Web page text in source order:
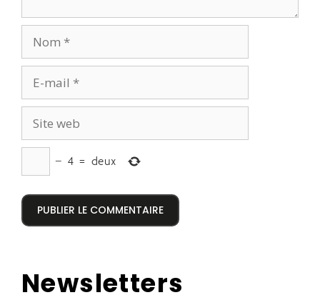
− 4 = deux
Newsletters